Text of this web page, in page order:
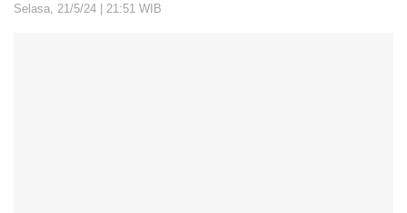
Selasa, 21/5/24 | 21:51 WIB